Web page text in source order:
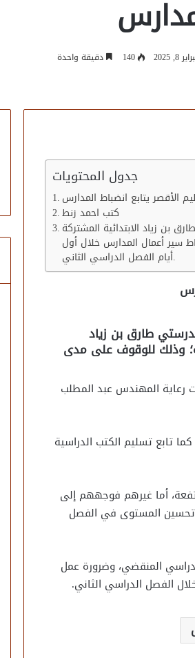
8, 2025
140 دقيقة واحدة
جدول المحتويات
الأقصر يتابع انضباط المدارس
كتب احمد زنط
بن زياد الابتدائية المشتركة
سير أعمال المدارس خلال أول
أيام الفصل الدراسي الثاني.
طارق بن زياد
وذلك للوقوف على مدى
رعاية المهندس عبد المطلب
تابع تسليم الكتب الدراسية
أما غيرهم فوجههم إلى
وتحسين المستوى في الفصل
المنقضي، وضرورة عمل
الفصل الدراسي الثاني.